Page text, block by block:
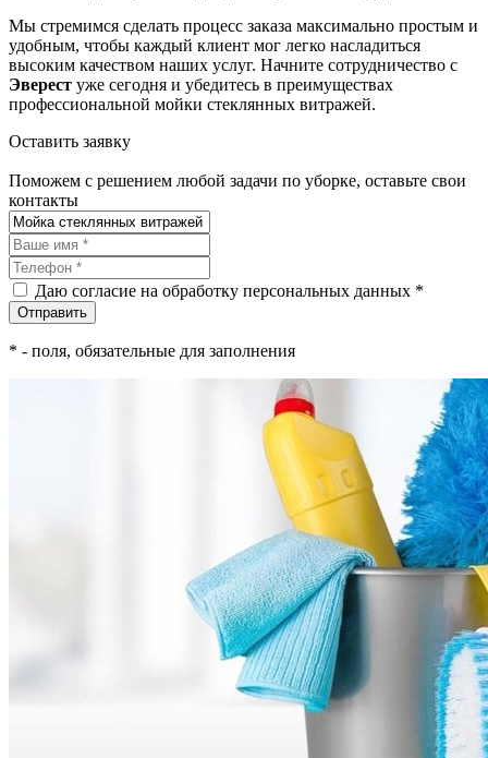
Мы стремимся сделать процесс заказа максимально простым и
удобным, чтобы каждый клиент мог легко насладиться
высоким качеством наших услуг. Начните сотрудничество с
Эверест уже сегодня и убедитесь в преимуществах
профессиональной мойки стеклянных витражей.
Оставить заявку
Поможем с решением любой задачи по уборке, оставьте свои
контакты
Даю согласие на обработку персональных данных *
* - поля, обязательные для заполнения